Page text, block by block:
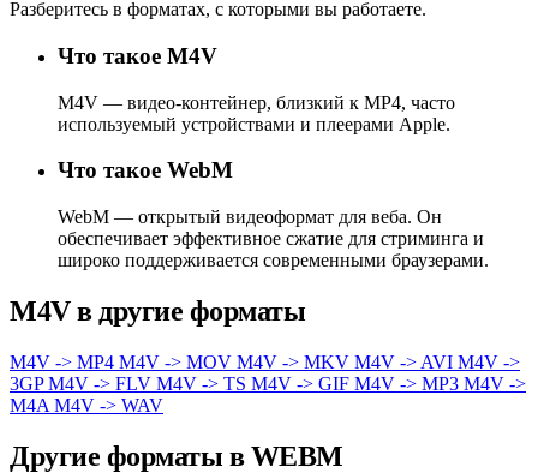
Разберитесь в форматах, с которыми вы работаете.
Что такое M4V
M4V — видео-контейнер, близкий к MP4, часто
используемый устройствами и плеерами Apple.
Что такое WebM
WebM — открытый видеоформат для веба. Он
обеспечивает эффективное сжатие для стриминга и
широко поддерживается современными браузерами.
M4V в другие форматы
M4V -> MP4 M4V -> MOV M4V -> MKV M4V -> AVI M4V ->
3GPM4V -> FLV M4V -> TS M4V -> GIF M4V -> MP3 M4V ->
M4A M4V -> WAV
Другие форматы в WEBM